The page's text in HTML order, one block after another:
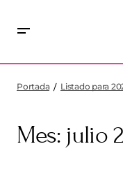
Portada Listado para
Mes: julio